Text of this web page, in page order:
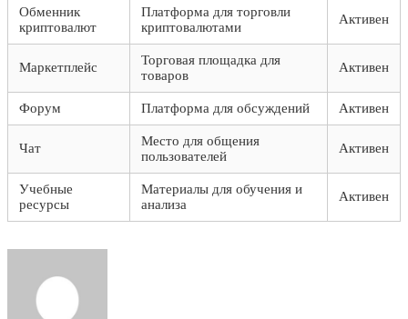
Обменник
криптовалют
Платформа для торговли
криптовалютами
Активен
Маркетплейс
Торговая площадка для
товаров
Активен
Форум Платформа для обсуждений Активен
Чат
Место для общения
пользователей
Активен
Учебные
ресурсы
Материалы для обучения и
анализа
Активен